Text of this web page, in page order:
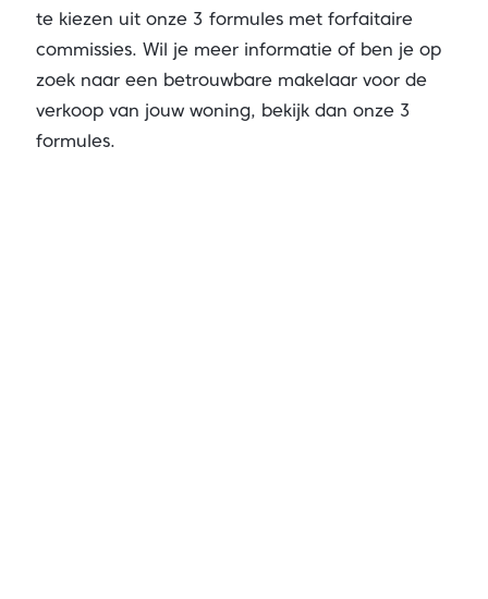
te kiezen uit onze 3 formules met forfaitaire
commissies. Wil je meer informatie of ben je op
zoek naar een betrouwbare makelaar voor de
verkoop van jouw woning, bekijk dan onze 3
formules.